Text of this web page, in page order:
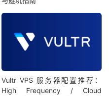
Vultr VPS 服务器配置推荐：
High Frequency / Cloud